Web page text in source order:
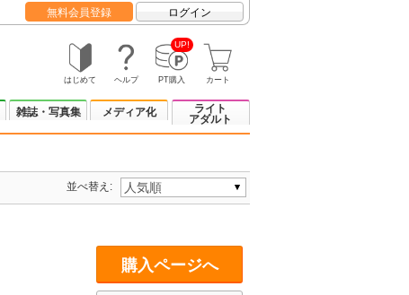
無料会員登録 ログイン
はじめて ヘルプ
UP!
PT購入 カート
雑誌・写真集 メディア化
ライト
アダルト
並べ替え:
購入ページへ